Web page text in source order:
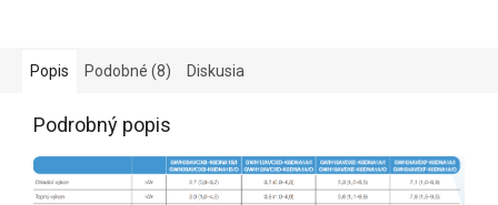
Popis Podobné (8) Diskusia
Podrobný popis